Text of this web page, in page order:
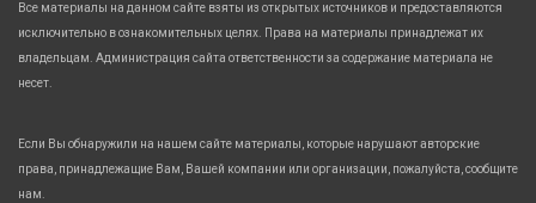
Все материалы на данном сайте взяты из открытых источников и предоставляются
исключительно в ознакомительных целях. Права на материалы принадлежат их
владельцам. Администрация сайта ответственности за содержание материала не
несет.
Если Вы обнаружили на нашем сайте материалы, которые нарушают авторские
права, принадлежащие Вам, Вашей компании или организации, пожалуйста, сообщите
нам.